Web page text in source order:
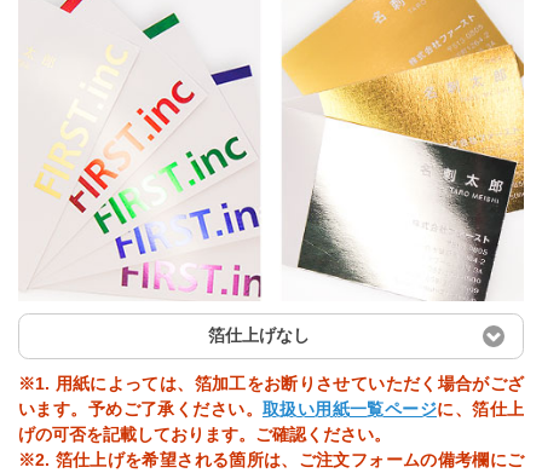
箔仕上げなし
※1. 用紙によっては、箔加工をお断りさせていただく場合がござ
います。予めご了承ください。 取扱い用紙一覧ページに、箔仕上
げの可否を記載しております。ご確認ください。
※2. 箔仕上げを希望される箇所は、ご注文フォームの備考欄にご